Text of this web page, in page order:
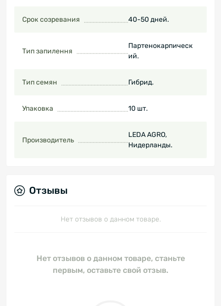
Срок созревания 40-50 дней.
Тип запилення
Партенокарпическ
ий.
Тип семян Гибрид.
Упаковка 10 шт.
Производитель
LEDA AGRO,
Нидерланды.
Отзывы
Нет отзывов о данном товаре.
Нет отзывов о данном товаре, станьте
первым, оставьте свой отзыв.